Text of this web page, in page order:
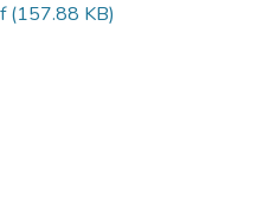
(157.88 KB)